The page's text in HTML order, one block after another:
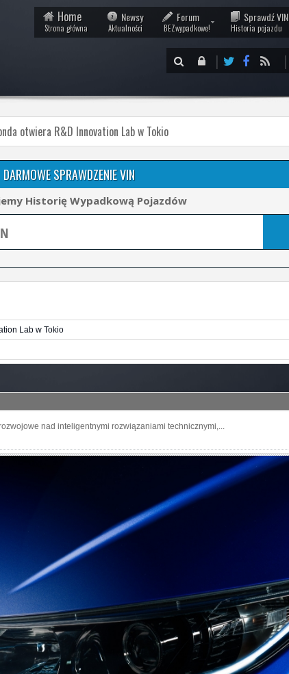
Home
Strona główna
Newsy
Aktualności
Forum
BEZwypadkowe!
Sprawdź VIN
Historia pojazdu
| |
otwiera R&D Innovation Lab w Tokio
DARMOWE SPRAWDZENIE VIN
Historię Wypadkową Pojazdów
Lab w Tokio
nad inteligentnymi rozwiązaniami technicznymi,...